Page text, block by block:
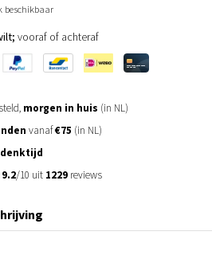
beschikbaar
vooraf of achteraf
morgen in huis (in NL)
vanaf€75 (in NL)
9.2/10 uit 1229 reviews